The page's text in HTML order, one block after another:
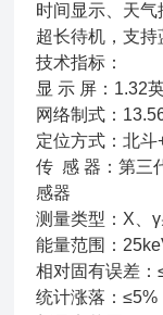
时间显示、天
超长待机，支
技术指标：
显 示 屏：1.32
网络制式：
定位方式：北斗
传 感 器：第三
感器
测量类型：X、
能量范围：
相对固有误差：
统计涨落：≤5%